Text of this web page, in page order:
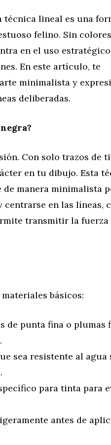
lineal es una
felino. Sin
en el uso
En este artículo, te
minimalista y
deliberadas.
Con solo trazos de
en tu dibujo. Esta
manera minimalista
en las líneas,
transmitir la fuerza
básicos:
de punta fina o plumas
sea resistente al agua
para tinta para
antes de